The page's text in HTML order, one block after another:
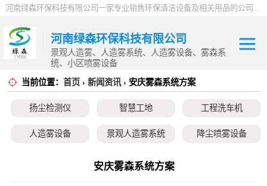
河南绿森环保科技有限公司一家专业销售环保清洁设备及相关用品的公司，产品包括：音乐喷泉、雾森系统、人造雾设备、景观人造雾、人造雾系统、小区喷雾设备、高压喷雾降尘设备、料仓喷雾除尘系统、喷雾降温加湿设备、郑州喷雾消毒设备，等八大系列上百个品种。
河南绿森环保科技有限公司
景观人造雾、人造雾系统、人造雾设备、雾森系
统、小区喷雾设备
当前位置： 首页 › 新闻资讯› 安庆雾森系统方案
扬尘检测仪 智慧工地 工程洗车机
人造雾设备 景观人造雾系统 降尘喷雾设备
高空除尘雾桩
安庆雾森系统方案
扬尘检测仪
智慧工地